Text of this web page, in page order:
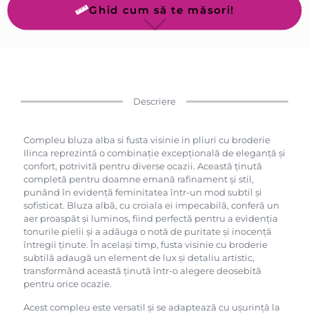
Ghid cum să te măsori!
Descriere
Compleu bluza alba si fusta visinie in pliuri cu broderie
Ilinca reprezintă o combinație excepțională de eleganță și
confort, potrivită pentru diverse ocazii. Această ținută
completă pentru doamne emană rafinament și stil,
punând în evidență feminitatea într-un mod subtil și
sofisticat. Bluza albă, cu croiala ei impecabilă, conferă un
aer proaspăt și luminos, fiind perfectă pentru a evidenția
tonurile pielii și a adăuga o notă de puritate și inocență
întregii ținute. În același timp, fusta visinie cu broderie
subtilă adaugă un element de lux și detaliu artistic,
transformând această ținută într-o alegere deosebită
pentru orice ocazie.
Acest compleu este versatil și se adaptează cu ușurință la